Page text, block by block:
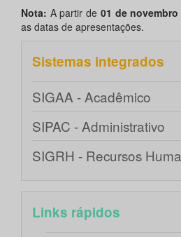
Nota: A partir de 01 de novembro
as datas de apresentações.
Sistemas integrados
SIGAA - Acadêmico
SIPAC - Administrativo
SIGRH - Recursos
Links rápidos